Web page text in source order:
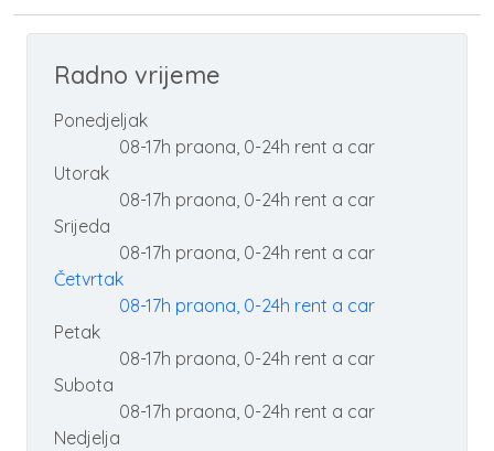
Radno vrijeme
Ponedjeljak
08-17h praona, 0-24h rent a car
Utorak
08-17h praona, 0-24h rent a car
Srijeda
08-17h praona, 0-24h rent a car
Četvrtak
08-17h praona, 0-24h rent a car
Petak
08-17h praona, 0-24h rent a car
Subota
08-17h praona, 0-24h rent a car
Nedjelja